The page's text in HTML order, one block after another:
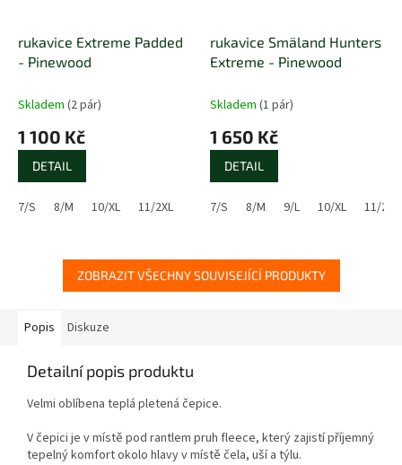
rukavice Extreme Padded
- Pinewood
Skladem (2 pár)
1 100 Kč
DETAIL
7/S 8/M 10/XL 11/2XL
rukavice Smäland Hunters
Extreme - Pinewood
Skladem (1 pár)
1 650 Kč
DETAIL
7/S 8/M 9/L 10/XL 11/2XL
ZOBRAZIT VŠECHNY SOUVISEJÍCÍ PRODUKTY
Popis Diskuze
Detailní popis produktu
Velmi oblíbena teplá pletená čepice.
V čepici je v místě pod rantlem pruh fleece, který zajistí příjemný
tepelný komfort okolo hlavy v místě čela, uší a týlu.